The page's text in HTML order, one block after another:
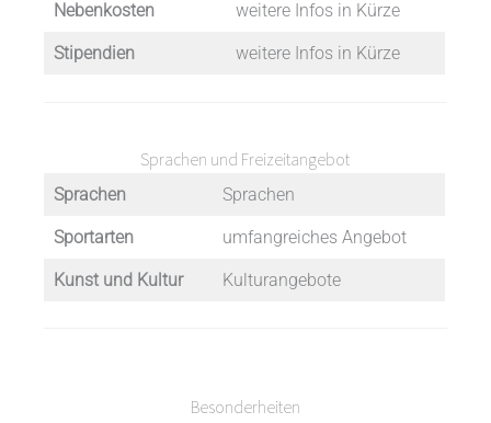
Nebenkosten weitere Infos in Kürze
Stipendien weitere Infos in Kürze
Sprachen und Freizeitangebot
Sprachen Sprachen
Sportarten umfangreiches Angebot
Kunst und Kultur Kulturangebote
Besonderheiten